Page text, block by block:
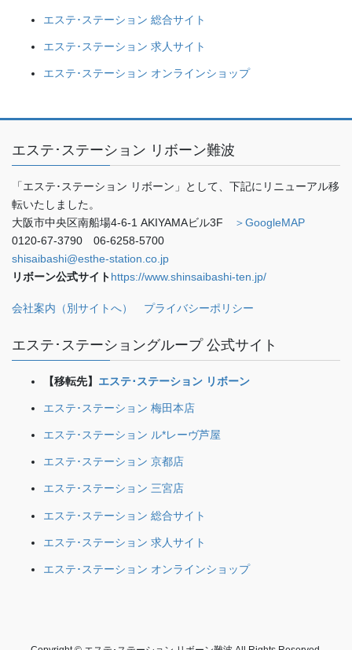
エステ･ステーション 総合サイト
エステ･ステーション 求人サイト
エステ･ステーション オンラインショップ
エステ･ステーション リボーン難波
「エステ･ステーション リボーン」として、下記にリニューアル移
転いたしました。
大阪市中央区南船場4-6-1 AKIYAMAビル3F
＞GoogleMAP
0120-67-3790 06-6258-5700
shisaibashi@esthe-station.co.jp
リボーン公式サイトhttps://www.shinsaibashi-ten.jp/
会社案内（別サイトへ） プライバシーポリシー
エステ･ステーショングループ 公式サイト
【移転先】 エステ･ステーション リボーン
エステ･ステーション 梅田本店
エステ･ステーション ル*レーヴ芦屋
エステ･ステーション 京都店
エステ･ステーション 三宮店
エステ･ステーション 総合サイト
エステ･ステーション 求人サイト
エステ･ステーション オンラインショップ